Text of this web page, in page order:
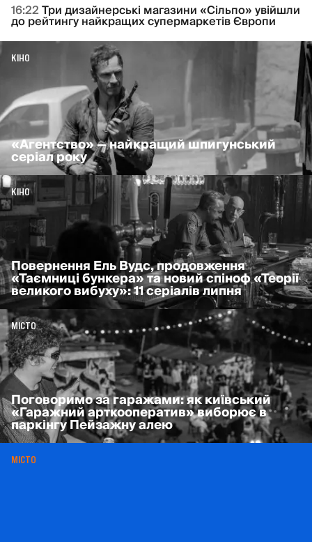
16:22Три дизайнерські магазини «Сільпо» увійшли
до рейтингу найкращих супермаркетів Європи
«Агентство» — найкращий шпигунський
серіал року
КІНО
Повернення Ель Вудс, продовження
«Таємниці бункера» та новий спіноф «Теорії
великого вибуху»: 11 серіалів липня
КІНО
Поговоримо за гаражами: як київський
«Гаражний арткооператив» виборює в
паркінгу Пейзажну алею
МІСТО
МІСТО